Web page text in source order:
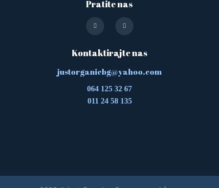
Pratite nas
Kontaktirajte nas
justorganicbg@yahoo.com
064 125 32 67
011 24 58 135